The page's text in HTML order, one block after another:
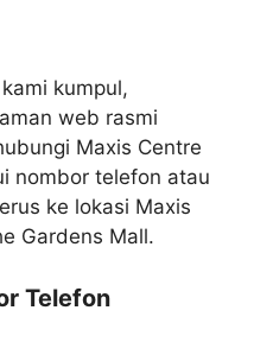
kumpul,
web rasmi
Maxis Centre
nombor telefon atau
ke lokasi Maxis
Gardens Mall.
Telefon